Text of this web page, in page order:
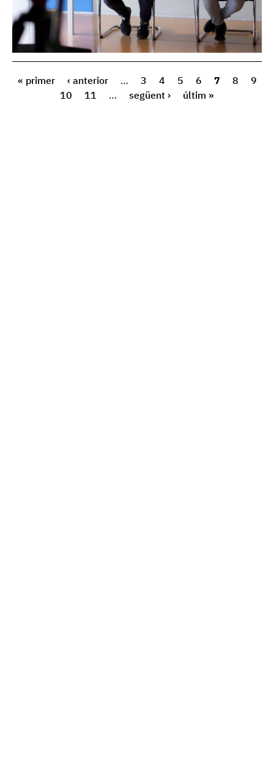
« primer ‹ anterior … 3 4 5 6 7 8
9
10
11 … següent › últim »